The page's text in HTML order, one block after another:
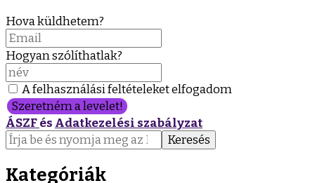
Hova küldhetem?
Hogyan szólíthatlak?
A felhasználási feltételeket elfogadom
Szeretném a levelet!
ÁSZFés Adatkezelési szabályzat
Keresés:
Kategóriák